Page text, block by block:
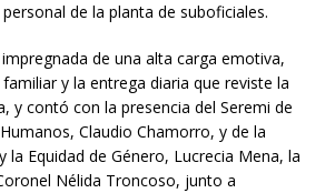
de la planta de suboficiales.
de una alta carga emotiva,
y la entrega diaria que reviste la
y contó con la presencia del Seremi de
Claudio Chamorro, y de la
la Equidad de Género, Lucrecia Mena, la
Nélida Troncoso, junto a